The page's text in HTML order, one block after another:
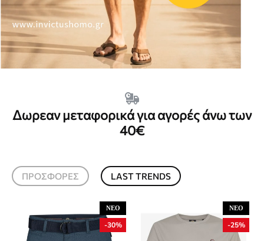
Δωρεαν μεταφορικά για αγορές άνω των
40€
ΠΡΟΣΦΟΡΈΣ LAST TRENDS
ΝΈΟ
-30%
ΝΈΟ
-25%